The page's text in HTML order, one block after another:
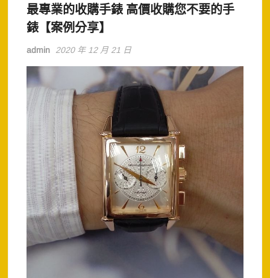
最專業的收購手錶 高價收購您不要的手
錶【案例分享】
admin 2020 年 12 月 21 日